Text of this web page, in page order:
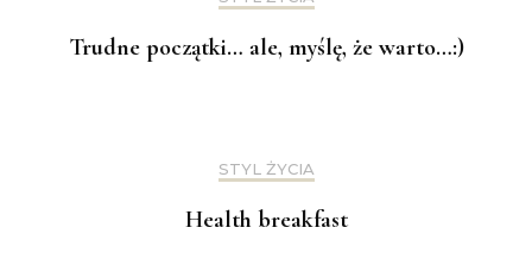
Trudne początki… ale, myślę, że warto…:)
STYL ŻYCIA
Health breakfast